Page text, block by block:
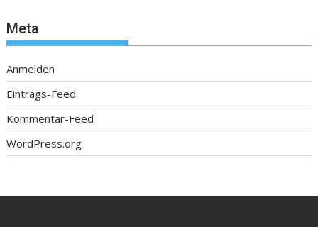
Meta
Anmelden
Eintrags-Feed
Kommentar-Feed
WordPress.org